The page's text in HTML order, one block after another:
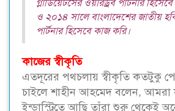
গ্লাডিয়েটর্সের ওয়ারড্রব পার্টনার
ও ২০১৪ সালে বাংলাদেশের জাতীয়
পার্টনার হিসেবে কাজ করি।
কাজের স্বীকৃতি
এতদূরের পথচলায় স্বীকৃতি কতটুকু
চাইলে শাহীন আহমেদ বলেন, আমরা
ইন্ডাস্ট্রিতে আছি তাঁরা শুরু থেকেই